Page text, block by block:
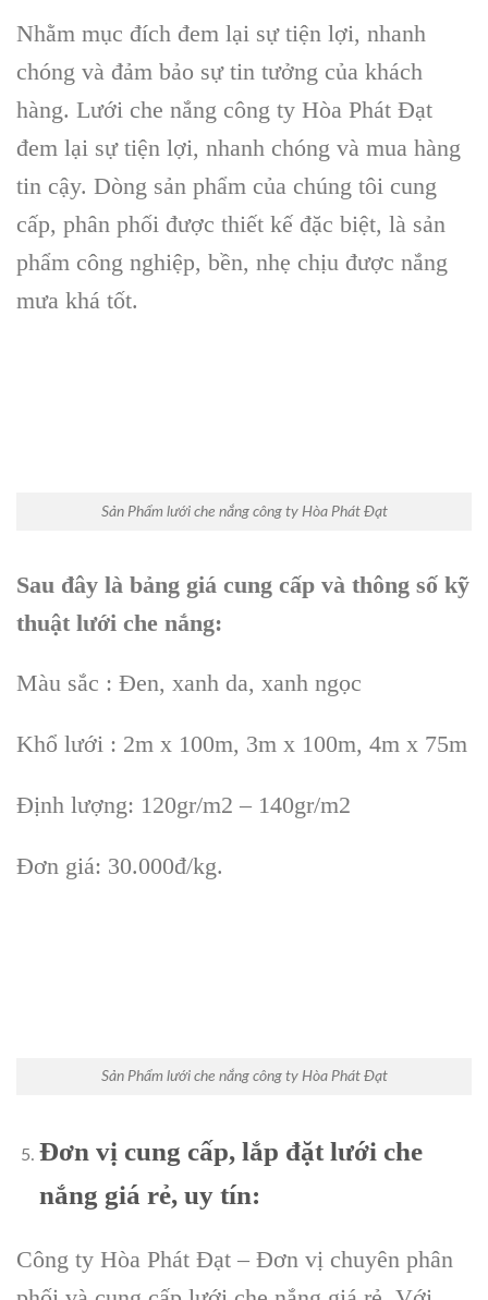
Nhằm mục đích đem lại sự tiện lợi, nhanh
chóng và đảm bảo sự tin tưởng của khách
hàng. Lưới che nắng công ty Hòa Phát Đạt
đem lại sự tiện lợi, nhanh chóng và mua hàng
tin cậy. Dòng sản phẩm của chúng tôi cung
cấp, phân phối được thiết kế đặc biệt, là sản
phẩm công nghiệp, bền, nhẹ chịu được nắng
mưa khá tốt.
Sản Phẩm lưới che nắng công ty Hòa Phát Đạt
Sau đây là bảng giá cung cấp và thông số kỹ
thuật lưới che nắng:
Màu sắc : Đen, xanh da, xanh ngọc
Khổ lưới : 2m x 100m, 3m x 100m, 4m x 75m
Định lượng: 120gr/m2 – 140gr/m2
Đơn giá: 30.000đ/kg.
Sản Phẩm lưới che nắng công ty Hòa Phát Đạt
Đơn vị cung cấp, lắp đặt lưới che
nắng giá rẻ, uy tín:
Công ty Hòa Phát Đạt – Đơn vị chuyên phân